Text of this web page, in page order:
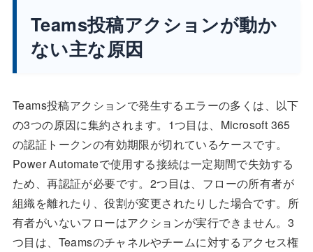
Teams投稿アクションが動か
ない主な原因
Teams投稿アクションで発生するエラーの多くは、以下
の3つの原因に集約されます。1つ目は、Microsoft 365
の認証トークンの有効期限が切れているケースです。
Power Automateで使用する接続は一定期間で失効する
ため、再認証が必要です。2つ目は、フローの所有者が
組織を離れたり、役割が変更されたりした場合です。所
有者がいないフローはアクションが実行できません。3
つ目は、Teamsのチャネルやチームに対するアクセス権